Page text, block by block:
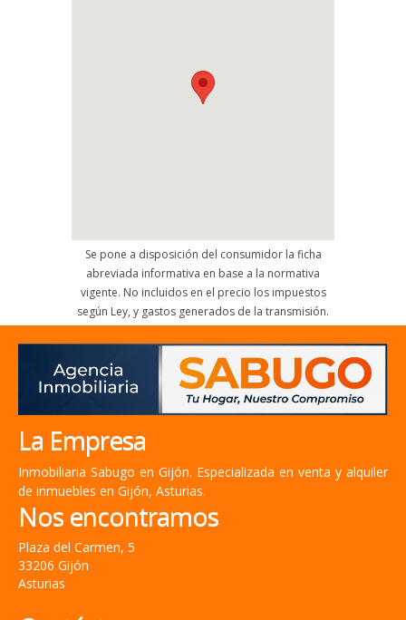
Se pone a disposición del consumidor la ficha
abreviada informativa en base a la normativa
vigente. No incluidos en el precio los impuestos
según Ley, y gastos generados de la transmisión.
La Empresa
Inmobiliaria Sabugo en Gijón. Especializada en venta y alquiler
de inmuebles en Gijón, Asturias.
Nos encontramos
Plaza del Carmen, 5
33206 Gijón
Asturias